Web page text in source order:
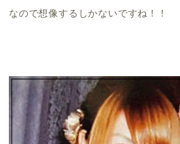
なので想像するしかないですね！！